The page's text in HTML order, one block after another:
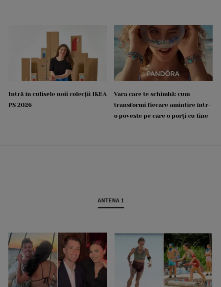
Intră în culisele noii colecții IKEA
PS 2026
Vara care te schimbă: cum
transformi fiecare amintire într-
o poveste pe care o porți cu tine
ANTENA 1